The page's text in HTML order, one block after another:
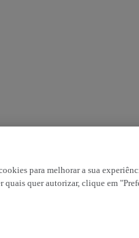
para melhorar a sua
quais quer autorizar, clique em